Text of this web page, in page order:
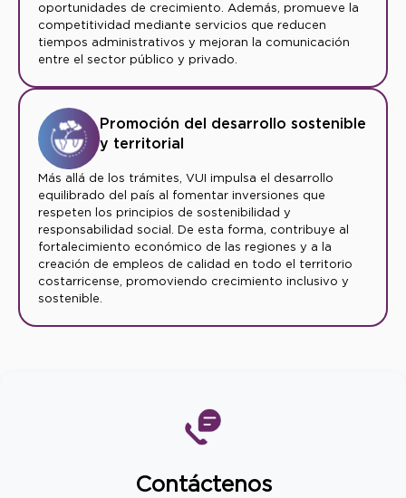
oportunidades de crecimiento. Además, promueve la
competitividad mediante servicios que reducen
tiempos administrativos y mejoran la comunicación
entre el sector público y privado.
Promoción del desarrollo sostenible
y territorial
Más allá de los trámites, VUI impulsa el desarrollo
equilibrado del país al fomentar inversiones que
respeten los principios de sostenibilidad y
responsabilidad social. De esta forma, contribuye al
fortalecimiento económico de las regiones y a la
creación de empleos de calidad en todo el territorio
costarricense, promoviendo crecimiento inclusivo y
sostenible.
Contáctenos